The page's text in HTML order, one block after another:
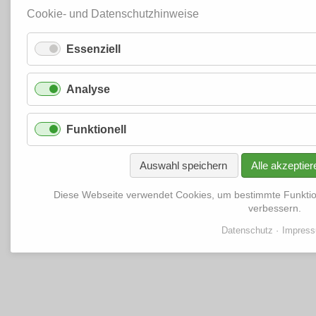
Cookie- und Datenschutzhinweise
Essenziell
Analyse
Funktionell
Auswahl speichern Alle
Diese Webseite verwendet Cookies, um bestimmte
verbessern.
Datenschutz